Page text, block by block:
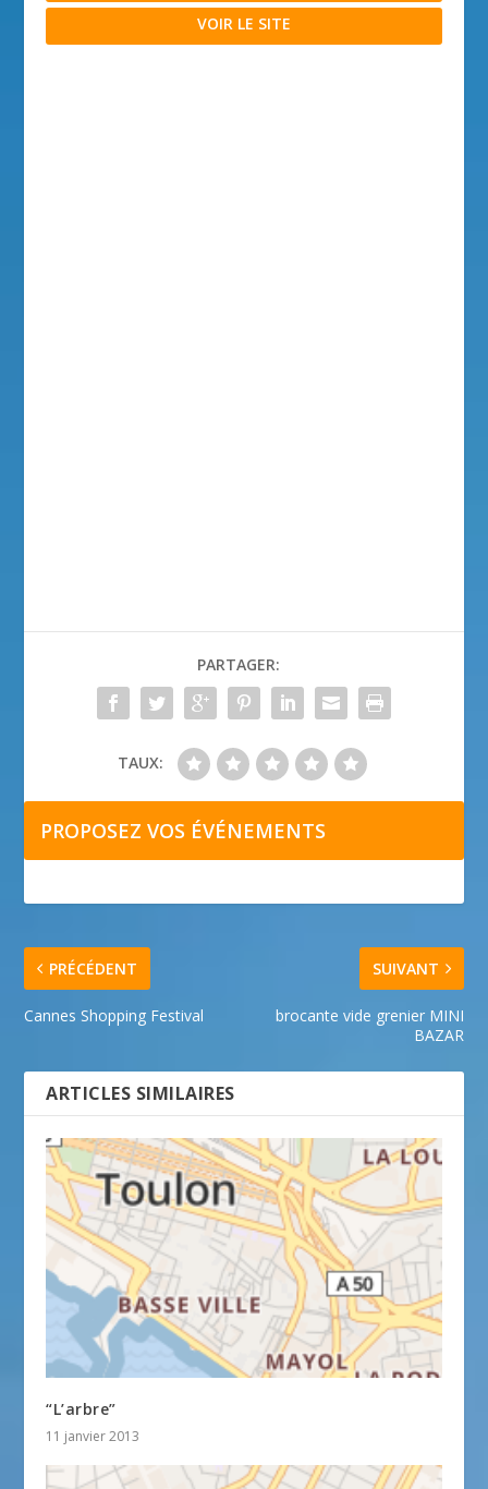
VOIR LE SITE
PARTAGER:
TAUX:
PROPOSEZ VOS ÉVÉNEMENTS
PRÉCÉDENT
Cannes Shopping Festival
SUIVANT
brocante vide grenier MINI
BAZAR
ARTICLES SIMILAIRES
“L’arbre”
11 janvier 2013